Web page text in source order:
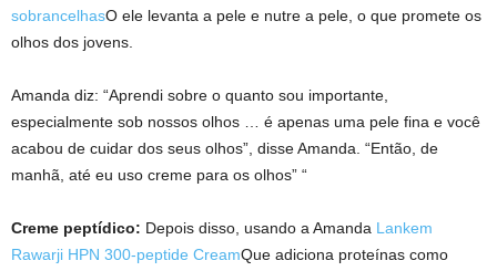
sobrancelhasO ele levanta a pele e nutre a pele, o que promete os
olhos dos jovens.
Amanda diz: “Aprendi sobre o quanto sou importante,
especialmente sob nossos olhos … é apenas uma pele fina e você
acabou de cuidar dos seus olhos”, disse Amanda. “Então, de
manhã, até eu uso creme para os olhos” “
Creme peptídico: Depois disso, usando a Amanda Lankem
Rawarji HPN 300-peptide CreamQue adiciona proteínas como